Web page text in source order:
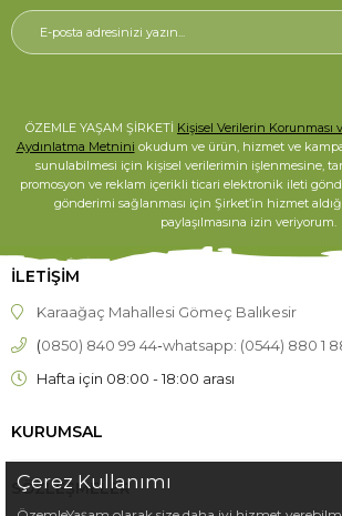
ÖZEMLE YAŞAM ŞİRKETİ Kişisel Verilerin Korunması
Aydınlatma Metnini okudum ve ürün, hizmet ve
sunulabilmesi için kişisel verilerimin işlenmesine,
promosyon ve reklam içerikli ticari elektronik ileti
gönderimi sağlanması için Şirket’in hizmet
paylaşılmasına izin veriyorum.
İLETİŞİM
Karaağaç Mahallesi Gömeç Balıkesir
(0850) 840 99 44-whatsapp: (0544) 880 1
Hafta için 08:00 - 18:00 arası
KURUMSAL
SÖZLEŞMELER
Çerez Kullanımı